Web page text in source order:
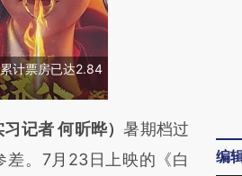
计票房已达2.84
加这段话：本文由第三方
新文章
习记者 何昕晔）暑期档过
差。7月23日上映的《白
编